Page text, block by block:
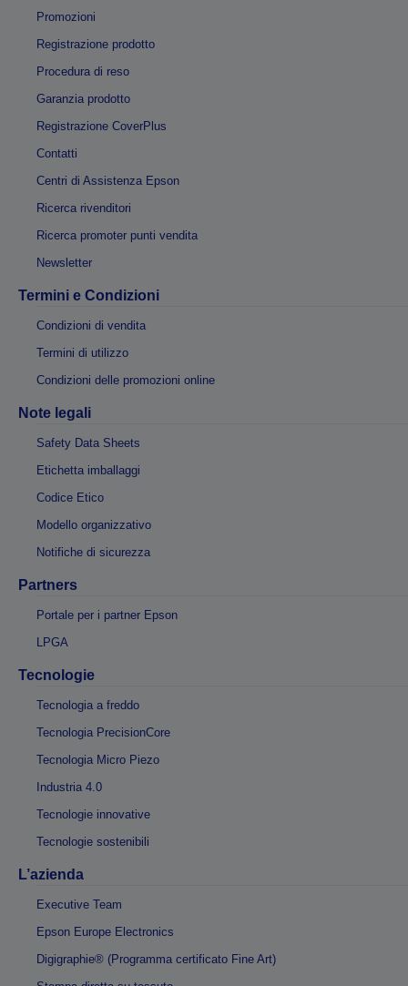
Promozioni
Registrazione prodotto
Procedura di reso
Garanzia prodotto
Registrazione CoverPlus
Contatti
Centri di Assistenza Epson
Ricerca rivenditori
Ricerca promoter punti vendita
Newsletter
Termini e Condizioni
Condizioni di vendita
Termini di utilizzo
Condizioni delle promozioni online
Note legali
Safety Data Sheets
Etichetta imballaggi
Codice Etico
Modello organizzativo
Notifiche di sicurezza
Partners
Portale per i partner Epson
LPGA
Tecnologie
Tecnologia a freddo
Tecnologia PrecisionCore
Tecnologia Micro Piezo
Industria 4.0
Tecnologie innovative
Tecnologie sostenibili
L’azienda
Executive Team
Epson Europe Electronics
Digigraphie® (Programma certificato Fine Art)